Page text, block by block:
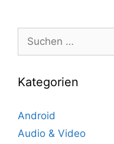
nach:
Kategorien
Android
Audio & Video